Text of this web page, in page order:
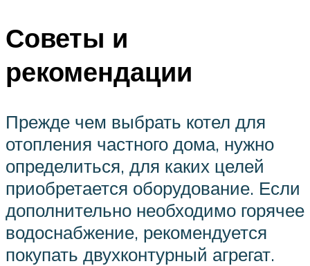
Советы и
рекомендации
Прежде чем выбрать котел для
отопления частного дома, нужно
определиться, для каких целей
приобретается оборудование. Если
дополнительно необходимо горячее
водоснабжение, рекомендуется
покупать двухконтурный агрегат.